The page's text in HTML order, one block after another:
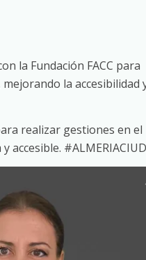
la Fundación FACC para
la accesibilidad
realizar gestiones en el